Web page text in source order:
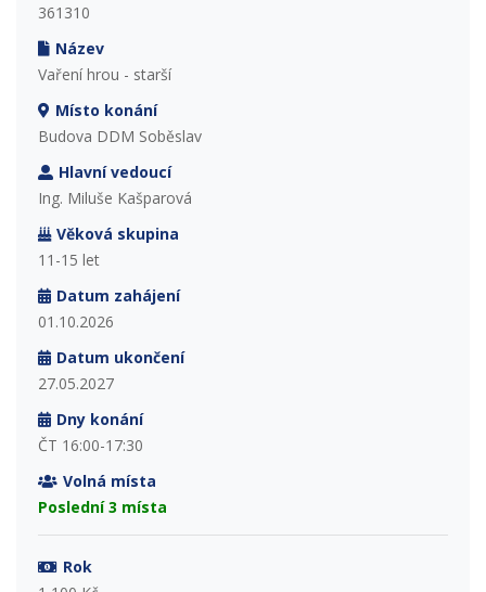
361310
Název
Vaření hrou - starší
Místo konání
Budova DDM Soběslav
Hlavní vedoucí
Ing. Miluše Kašparová
Věková skupina
11-15 let
Datum zahájení
01.10.2026
Datum ukončení
27.05.2027
Dny konání
ČT 16:00-17:30
Volná místa
Poslední 3 místa
Rok